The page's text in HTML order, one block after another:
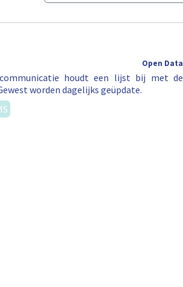
Open Data
houdt een lijst bij met de
worden dagelijks geüpdate.